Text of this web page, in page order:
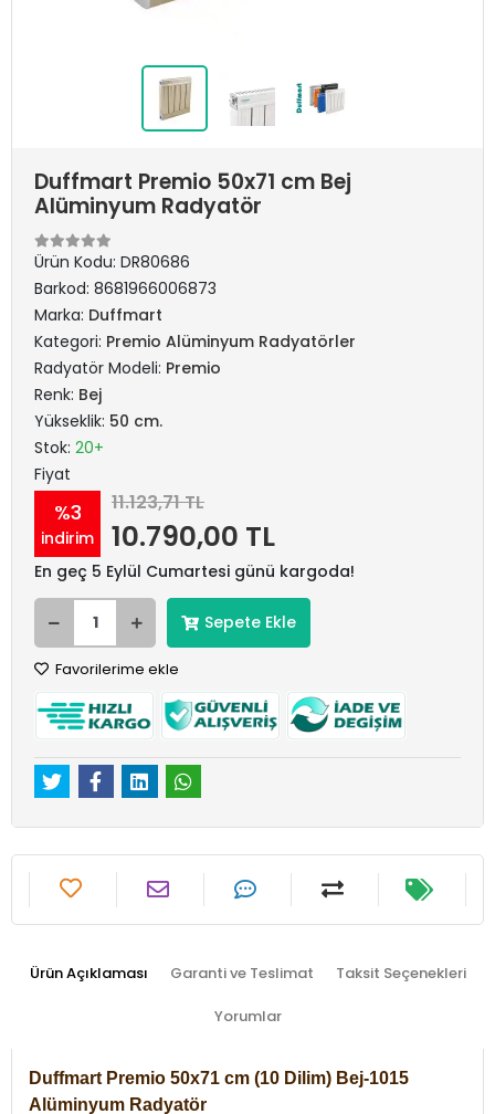
Duffmart Premio 50x71 cm Bej
Alüminyum Radyatör
Ürün Kodu: DR80686
Barkod: 8681966006873
Marka: Duffmart
Kategori: Premio Alüminyum Radyatörler
Radyatör Modeli: Premio
Renk: Bej
Yükseklik: 50 cm.
Stok: 20+
Fiyat
%3
indirim
11.123,71 TL
10.790,00 TL
En geç 5 Eylül Cumartesi günü kargoda!
Sepete Ekle
Favorilerime ekle
Ürün Açıklaması Garanti ve Teslimat Taksit Seçenekleri
Yorumlar
Duffmart Premio 50x71 cm (10 Dilim) Bej-1015
Alüminyum Radyatör